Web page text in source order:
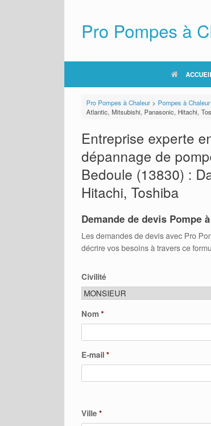
Pro Pompes à
Pro Pompes à Chaleur> Pompes à Chaleur
Atlantic, Mitsubishi, Panasonic, Hitachi,
Entreprise experte
dépannage de
Bedoule (13830) :
Hitachi, Toshiba
Demande de devis Pompe
Les demandes de devis avec Pro
décrire vos besoins à travers ce
Civilité
Nom*
E-mail*
Ville*